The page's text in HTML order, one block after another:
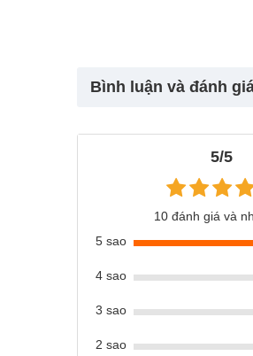
có
Bình luận và đánh
5/5
10 đánh giá và
5 sao
4 sao
3 sao
2 sao